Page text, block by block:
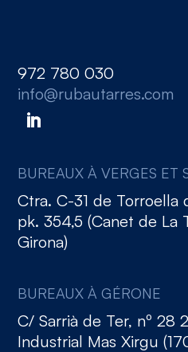
972 780 030
info@rubautarres.com
BUREAUX À VERGES ET
Ctra. C-31 de Torroella
pk. 354,5 (Canet de La
Girona)
BUREAUX À GÉRONE
C/ Sarrià de Ter, nº 28
Industrial Mas Xirgu